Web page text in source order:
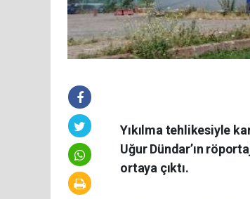
Yıkılma tehlikesiyle
Uğur Dündar’ın
ortaya çıktı.